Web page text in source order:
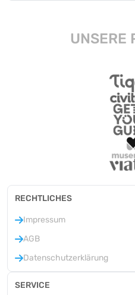
UNSERE
RECHTLICHES
Impressum
AGB
Datenschutzerklärung
SERVICE